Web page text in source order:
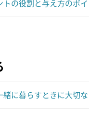
トの役割と与え方のポ
緒に暮らすときに大切